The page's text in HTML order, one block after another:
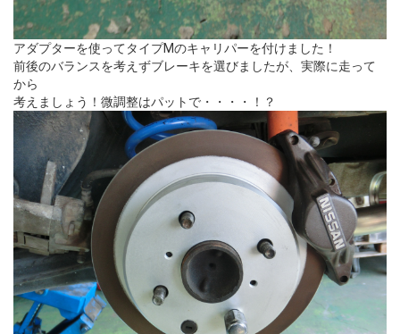
アダプターを使ってタイプMのキャリパーを付けました！
前後のバランスを考えずブレーキを選びましたが、実際に走って
から
考えましょう！微調整はパットで・・・・！？